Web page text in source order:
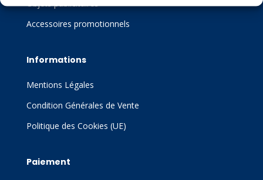
Accessoires promotionnels
Informations
Mentions Légales
Condition Générales de Vente
Politique des Cookies (UE)
Paiement